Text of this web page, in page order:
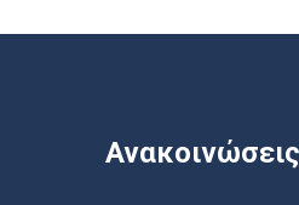
Ανακοινώσεις